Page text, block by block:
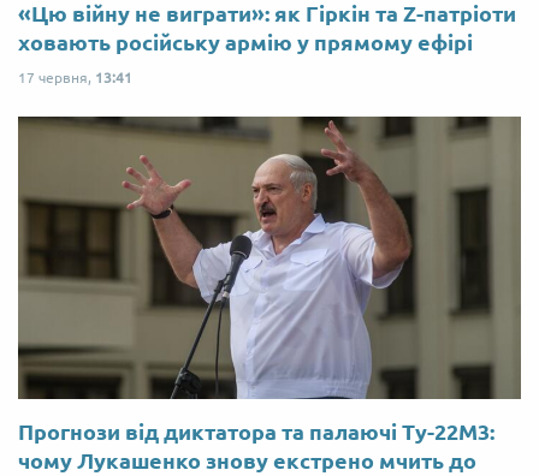
«Цю війну не виграти»: як Гіркін та Z-патріоти
ховають російську армію у прямому ефірі
17 червня, 13:41
Прогнози від диктатора та палаючі Ту-22М3:
чому Лукашенко знову екстрено мчить до